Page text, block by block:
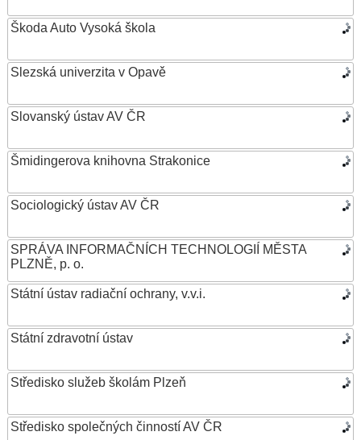
Škoda Auto Vysoká škola
Slezská univerzita v Opavě
Slovanský ústav AV ČR
Šmidingerova knihovna Strakonice
Sociologický ústav AV ČR
SPRÁVA INFORMAČNÍCH TECHNOLOGIÍ MĚSTA
PLZNĚ, p. o.
Státní ústav radiační ochrany, v.v.i.
Státní zdravotní ústav
Středisko služeb školám Plzeň
Středisko společných činností AV ČR